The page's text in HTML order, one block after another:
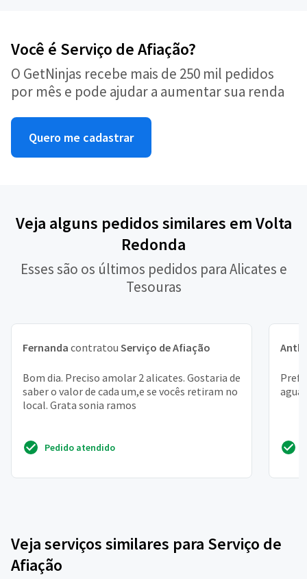
Você é Serviço de Afiação?
O GetNinjas recebe mais de 250 mil pedidos
por mês e pode ajudar a aumentar sua renda
Quero me cadastrar
Veja alguns pedidos similares em Volta
Redonda
Esses são os últimos pedidos para Alicates e
Tesouras
Fernanda contratou Serviço de Afiação
Bom dia. Preciso amolar 2 alicates. Gostaria de
saber o valor de cada um,e se vocês retiram no
local. Grata sonia ramos
Pedido atendido
agua
Veja serviços similares para Serviço de
Afiação